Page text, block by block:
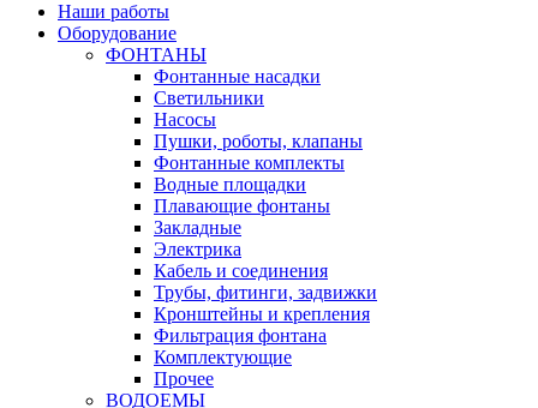
Наши работы
Оборудование
ФОНТАНЫ
Фонтанные насадки
Cветильники
Насосы
Пушки, роботы, клапаны
Фонтанные комплекты
Водные площадки
Плавающие фонтаны
Закладные
Электрика
Кабель и соединения
Трубы, фитинги, задвижки
Кронштейны и крепления
Фильтрация фонтана
Комплектующие
Прочее
ВОДОЕМЫ